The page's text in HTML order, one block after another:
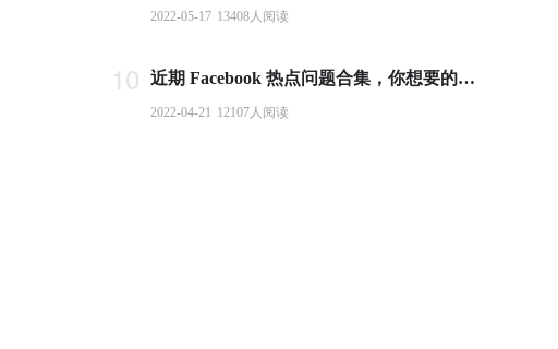
2022-05-17 13408人阅读
10 近期 Facebook 热点问题合集，你想要的答案都在这里！
2022-04-21 12107人阅读